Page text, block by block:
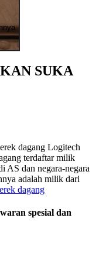
SUKA
dagang Logitech
terdaftar milik
AS dan negara-negara
adalah milik dari
dagang
spesial dan